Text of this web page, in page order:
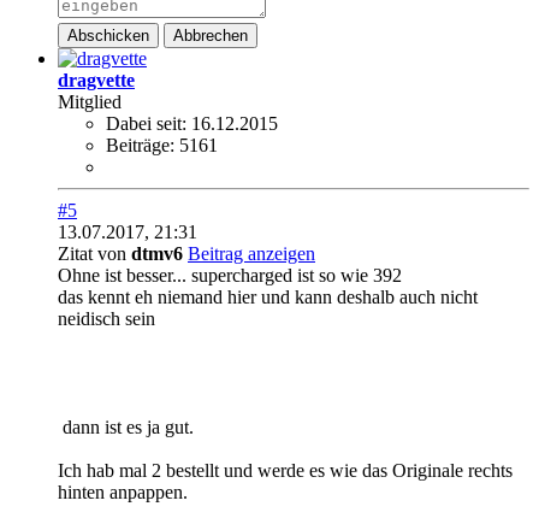
Abschicken Abbrechen
dragvette
Mitglied
Dabei seit: 16.12.2015
Beiträge: 5161
#5
13.07.2017, 21:31
Zitat von dtmv6 Beitrag anzeigen
Ohne ist besser... supercharged ist so wie 392
das kennt eh niemand hier und kann deshalb auch nicht
neidisch sein
dann ist es ja gut.
Ich hab mal 2 bestellt und werde es wie das Originale rechts
hinten anpappen.